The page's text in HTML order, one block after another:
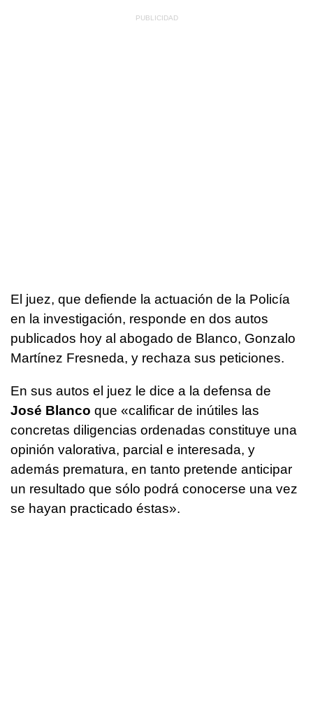
El juez, que defiende la actuación de la Policía
en la investigación, responde en dos autos
publicados hoy al abogado de Blanco, Gonzalo
Martínez Fresneda, y rechaza sus peticiones.
En sus autos el juez le dice a la defensa de
José Blanco que «calificar de inútiles las
concretas diligencias ordenadas constituye una
opinión valorativa, parcial e interesada, y
además prematura, en tanto pretende anticipar
un resultado que sólo podrá conocerse una vez
se hayan practicado éstas».